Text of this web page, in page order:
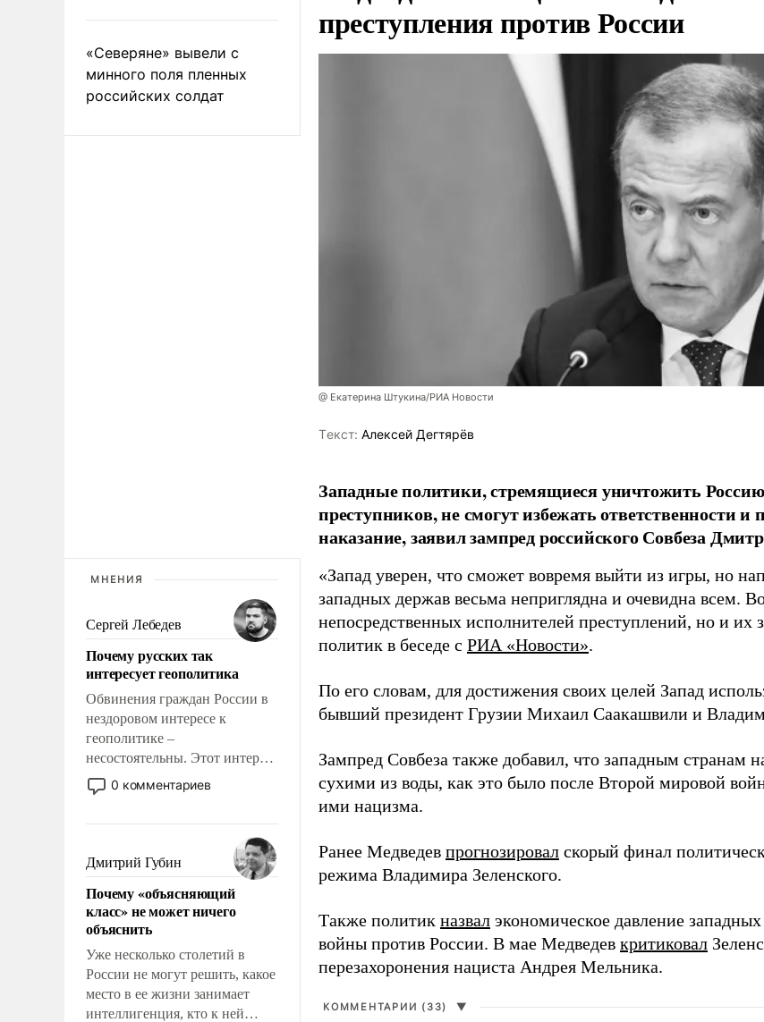
«Северяне» вывели с
минного поля пленных
российских солдат
МНЕНИЯ
Сергей Лебедев
Почему русских так
интересует геополитика
Обвинения граждан России в
нездоровом интересе к
геополитике –
несостоятельны. Этот интерес
рационален и прагматичен. Он
обусловлен тысячелетним
фундаментальным знанием,
что мировая политика имеет
свойство заявляться на порог
нашего дома.
0 комментариев
Дмитрий Губин
Почему «объясняющий
класс» не может ничего
объяснить
Уже несколько столетий в
России не могут решить, какое
место в ее жизни занимает
интеллигенция, кто к ней
преступления против России
@ Екатерина Штукина/РИА Новости
Tекст: Алексей Дегтярёв
Западные политики, стремящиеся уничтожить
преступников, не смогут избежать ответственности и
наказание, заявил зампред российского Совбеза
«Запад уверен, что сможет вовремя выйти из игры, но
западных держав весьма неприглядна и очевидна всем.
непосредственных исполнителей преступлений, но и их
политик в беседе с РИА «Новости».
По его словам, для достижения своих целей Запад
бывший президент Грузии Михаил Саакашвили и
Зампред Совбеза также добавил, что западным странам
сухими из воды, как это было после Второй мировой
ими нацизма.
Ранее Медведев прогнозировал скорый финал
режима Владимира Зеленского.
Также политик назвал экономическое давление
войны против России. В мае Медведев критиковал
перезахоронения нациста Андрея Мельника.
КОММЕНТАРИИ (33) ▼